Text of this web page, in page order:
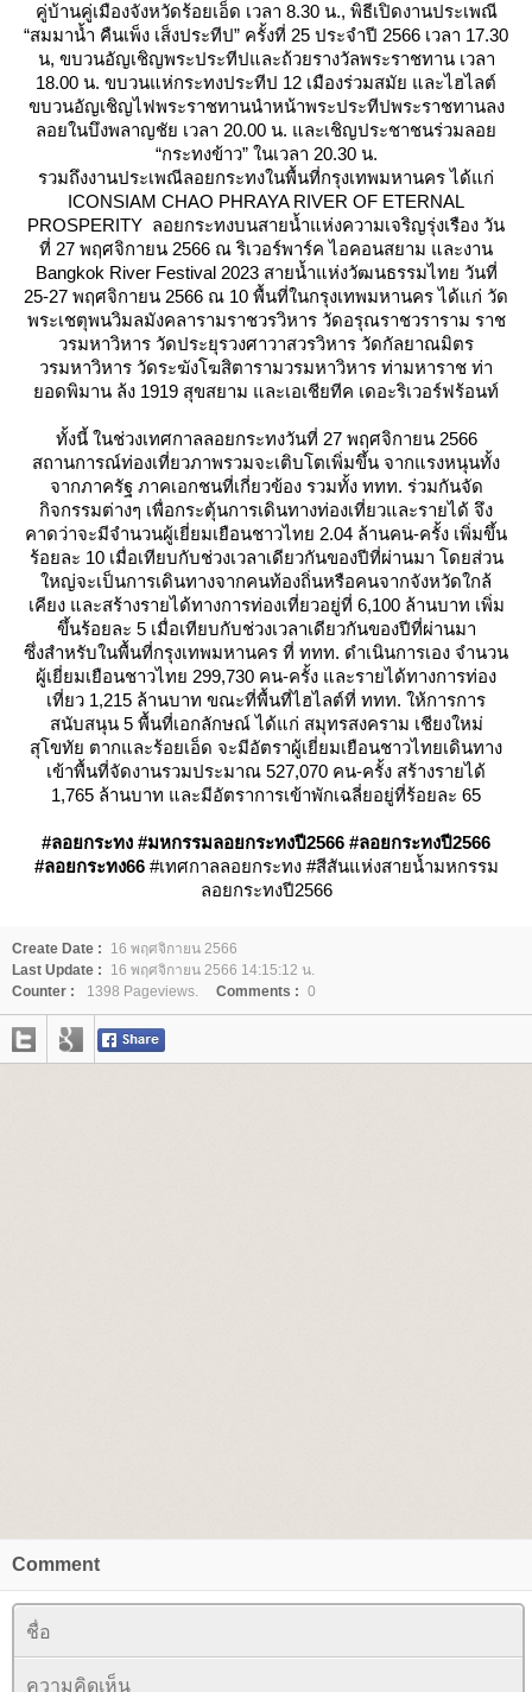
คู่บ้านคู่เมืองจังหวัดร้อยเอ็ด เวลา 8.30 น., พิธีเปิดงานประเพณี
“สมมาน้ำ คืนเพ็ง เส็งประทีป” ครั้งที่ 25 ประจำปี 2566 เวลา 17.30
น, ขบวนอัญเชิญพระประทีปและถ้วยรางวัลพระราชทาน เวลา
18.00 น. ขบวนแห่กระทงประทีป 12 เมืองร่วมสมัย และไฮไลต์
ขบวนอัญเชิญไฟพระราชทานนำหน้าพระประทีปพระราชทานลง
ลอยในบึงพลาญชัย เวลา 20.00 น. และเชิญประชาชนร่วมลอ
“กระทงข้าว” ในเวลา 20.30 น.
รวมถึงงานประเพณีลอยกระทงในพื้นที่กรุงเทพมหานคร ได้แก่
ICONSIAM CHAO PHRAYA RIVER OF ETERNAL
PROSPERITY ลอยกระทงบนสายน้ำแห่งความเจริญรุ่งเรือง วัน
ที่ 27 พฤศจิกายน 2566 ณ ริเวอร์พาร์ค ไอคอนสยาม และงาน
Bangkok River Festival 2023 สายน้ำแห่งวัฒนธรรมไทย วันที่
25-27 พฤศจิกายน 2566 ณ 10 พื้นที่ในกรุงเทพมหานคร ได้แก่ วัด
พระเชตุพนวิมลมังคลารามราชวรวิหาร วัดอรุณราชวราราม ราช
วรมหาวิหาร วัดประยุรวงศาวาสวรวิหาร วัดกัลยาณมิตร
วรมหาวิหาร วัดระฆังโฆสิตารามวรมหาวิหาร ท่ามหาราช ท่า
อดพิมาน ล้ง 1919 สุขสยาม และเอเชียทีค เดอะริเวอร์ฟร้อนท์
ทั้งนี้ ในช่วงเทศกาลลอยกระทงวันที่ 27 พฤศจิกายน 2566
สถานการณ์ท่องเที่ยวภาพรวมจะเติบโตเพิ่มขึ้น จากแรงหนุนทั้ง
จากภาครัฐ ภาคเอกชนที่เกี่ยวข้อง รวมทั้ง ททท. ร่วมกันจัด
กิจกรรมต่างๆ เพื่อกระตุ้นการเดินทางท่องเที่ยวและรายได้ จึง
คาดว่าจะมีจำนวนผู้เยี่ยมเยือนชาวไทย 2.04 ล้านคน-ครั้ง เพิ่มขึ้น
ร้อยละ 10 เมื่อเทียบกับช่วงเวลาเดียวกันของปีที่ผ่านมา โดยส่วน
หญ่จะเป็นการเดินทางจากคนท้องถิ่นหรือคนจากจังหวัดใกล้
เคียง และสร้างรายได้ทางการท่องเที่ยวอยู่ที่ 6,100 ล้านบาท เพิ่ม
ขึ้นร้อยละ 5 เมื่อเทียบกับช่วงเวลาเดียวกันของปีที่ผ่านมา
ซึ่งสำหรับในพื้นที่กรุงเทพมหานคร ที่ ททท. ดำเนินการเอง จำนวน
ผู้เยี่ยมเยือนชาวไทย 299,730 คน-ครั้ง และรายได้ทางการท่อง
เที่ยว 1,215 ล้านบาท ขณะที่พื้นที่ไฮไลต์ที่ ททท. ให้การการ
สนับสนุน 5 พื้นที่เอกลักษณ์ ได้แก่ สมุทรสงคราม เชียงใหม่
สุโขทัย ตากและร้อยเอ็ด จะมีอัตราผู้เยี่ยมเยือนชาวไทยเดินทาง
เข้าพื้นที่จัดงานรวมประมาณ 527,070 คน-ครั้ง สร้างรายได้
1,765 ล้านบาท และมีอัตราการเข้าพักเฉลี่ยอยู่ที่ร้อยละ 65
#ลอยกระทง #มหกรรมลอยกระทงปี2566 #ลอยกระทงปี2566
#ลอยกระทง66#เทศกาลลอยกระทง #สีสันแห่งสายน้ำมหกรรม
ลอยกระทงปี2566
Create Date :
16 พฤศจิกายน 2566
Last Update :
16 พฤศจิกายน 2566 14:15:12 น.
Counter :
1398 Pageviews. Comments : 0
Comment